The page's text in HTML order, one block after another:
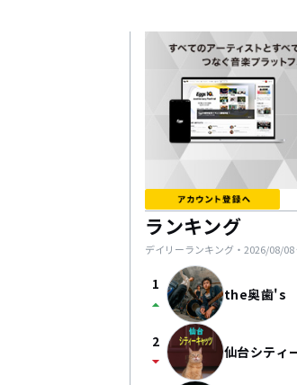
ランキング
デイリーランキング・ 2026/08/08
1
arrow_drop_up the奥歯's
2
arrow_drop_down 仙台シティ